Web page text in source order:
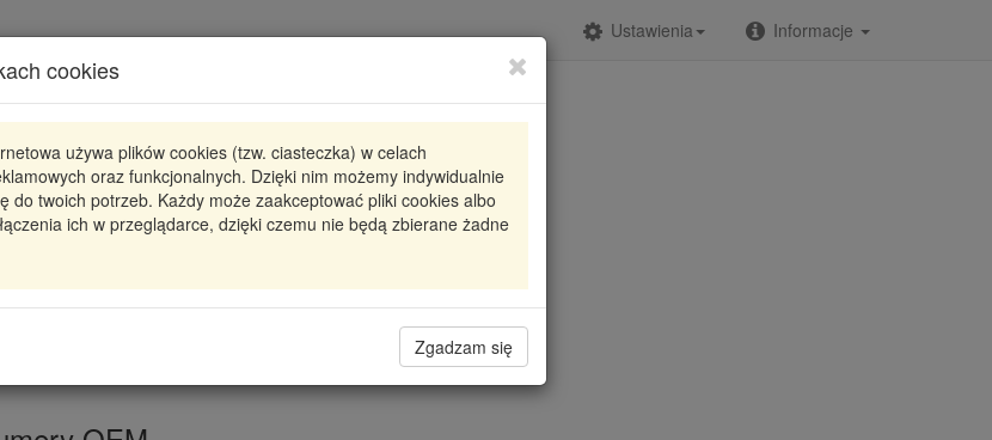
Informacje
Ustawienia
cookies
używa plików cookies (tzw. ciasteczka) w celach
oraz funkcjonalnych. Dzięki nim możemy indywidualnie
do twoich potrzeb. Każdy może zaakceptować pliki cookies albo
ich w przeglądarce, dzięki czemu nie będą zbierane żadne
Zgadzam się
produktu
107 423 BOSCH
ROZRUSZNIK 12V
Radzyń 0